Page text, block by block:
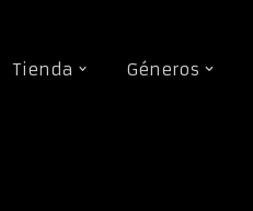
Tienda Géneros